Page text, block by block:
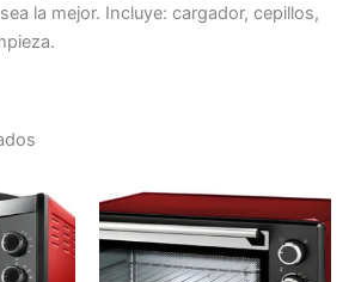
la mejor. Incluye: cargador, cepillos,